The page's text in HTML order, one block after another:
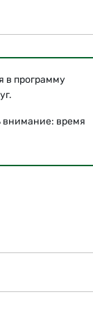
в программу
внимание: время